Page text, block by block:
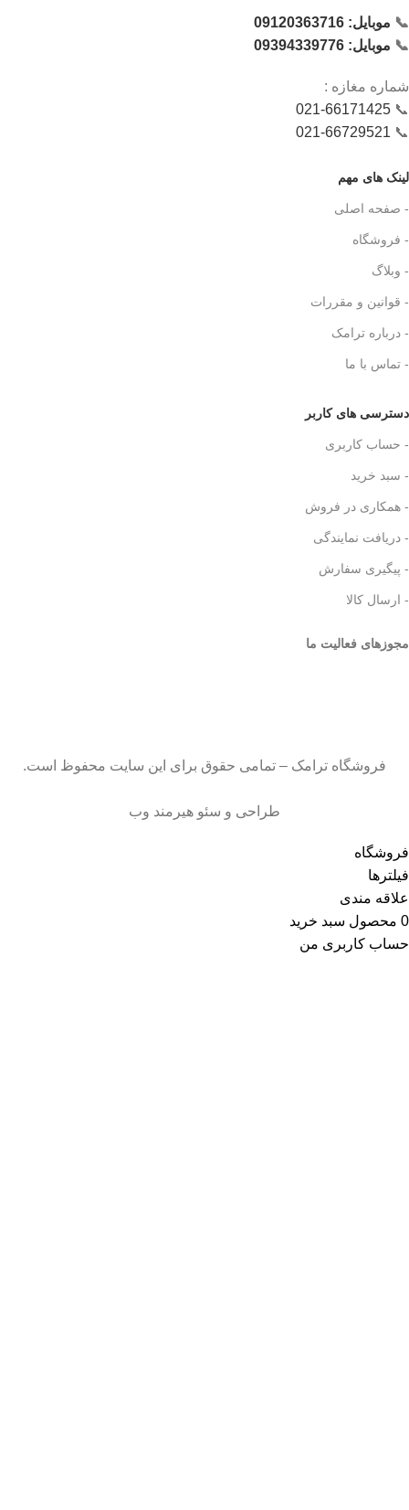
📞 موبایل: 09120363716
📞 موبایل: 09394339776
شماره‌ مغازه :
📞
021-66171425
📞
021-66729521
لینک های مهم
- صفحه اصلی
- فروشگاه
- وبلاگ
- قوانین و مقررات
- درباره ترامک
- تماس با ما
دسترسی های کاربر
- حساب کاربری
- سبد خرید
- همکاری در فروش
- دریافت نمایندگی
- پیگیری سفارش
- ارسال کالا
مجوزهای فعالیت ما
فروشگاه ترامک – تمامی حقوق برای این سایت محفوظ است.
طراحی و سئو هیرمند وب
فروشگاه
فیلترها
علاقه مندی
0 محصول سبد خرید
حساب کاربری من